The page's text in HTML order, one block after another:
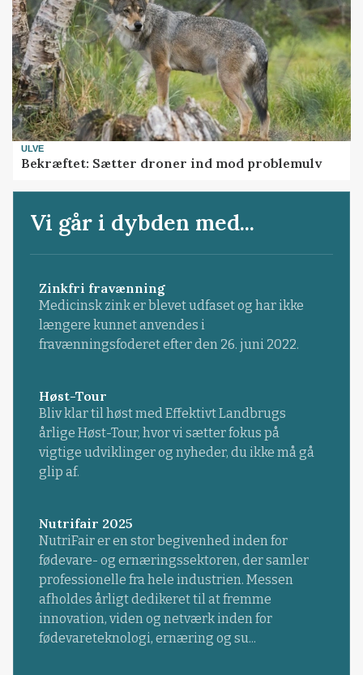
ULVE
Bekræftet: Sætter droner ind mod problemulv
Vi går i dybden med...
Zinkfri fravænning
Medicinsk zink er blevet udfaset og har ikke
længere kunnet anvendes i
fravænningsfoderet efter den 26. juni 2022.
Høst-Tour
Bliv klar til høst med Effektivt Landbrugs
årlige Høst-Tour, hvor vi sætter fokus på
vigtige udviklinger og nyheder, du ikke må gå
glip af.
Nutrifair 2025
NutriFair er en stor begivenhed inden for
fødevare- og ernæringssektoren, der samler
professionelle fra hele industrien. Messen
afholdes årligt dedikeret til at fremme
innovation, viden og netværk inden for
fødevareteknologi, ernæring og su...